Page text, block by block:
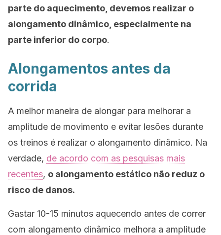
parte do aquecimento, devemos realizar o
alongamento dinâmico, especialmente na
parte inferior do corpo.
Alongamentos antes da
corrida
A melhor maneira de alongar para melhorar a
amplitude de movimento e evitar lesões durante
os treinos é realizar o alongamento dinâmico. Na
verdade, de acordo com as pesquisas mais
recentes, o alongamento estático não reduz o
risco de danos.
Gastar 10-15 minutos aquecendo antes de correr
com alongamento dinâmico melhora a amplitude